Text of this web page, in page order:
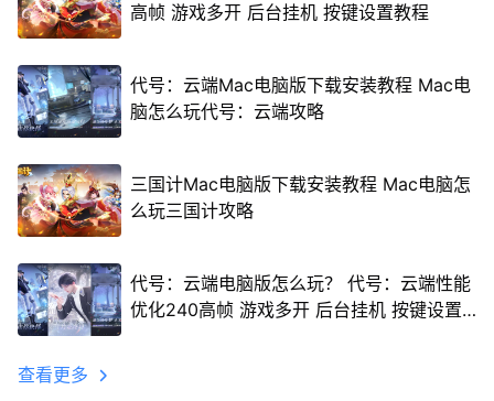
高帧 游戏多开 后台挂机 按键设置教程
代号：云端Mac电脑版下载安装教程 Mac电
脑怎么玩代号：云端攻略
三国计Mac电脑版下载安装教程 Mac电脑怎
么玩三国计攻略
代号：云端电脑版怎么玩？ 代号：云端性能
优化240高帧 游戏多开 后台挂机 按键设置
查看更多